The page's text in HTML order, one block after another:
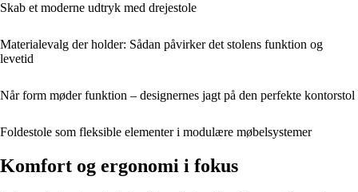
Skab et moderne udtryk med drejestole
Materialevalg der holder: Sådan påvirker det stolens funktion og
levetid
Når form møder funktion – designernes jagt på den perfekte kontorstol
Foldestole som fleksible elementer i modulære møbelsystemer
Komfort og ergonomi i fokus